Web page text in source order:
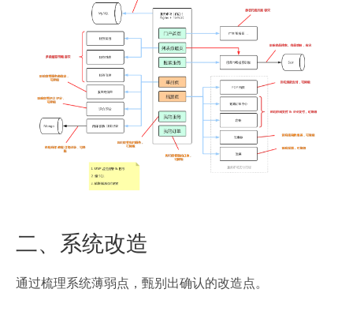
二、系统改造
通过梳理系统薄弱点，甄别出确认的改造点。